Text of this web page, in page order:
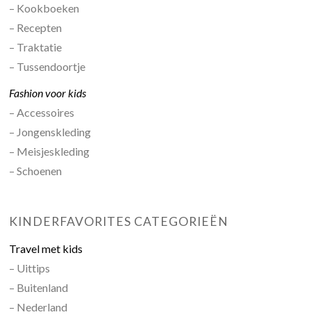
– Kookboeken
– Recepten
– Traktatie
– Tussendoortje
Fashion voor kids
– Accessoires
– Jongenskleding
– Meisjeskleding
– Schoenen
KINDERFAVORITES CATEGORIEËN
Travel met kids
– Uittips
– Buitenland
– Nederland